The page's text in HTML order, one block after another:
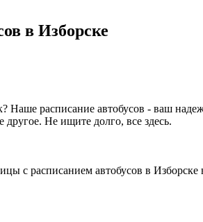
в Изборске
Наше расписание автобусов - ваш
Не ищите долго, все здесь.
с расписанием автобусов в